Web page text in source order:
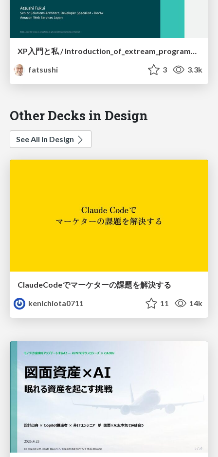
XP入門と私 / Introduction_of_extream_programming_and_I
fatsushi
3 3.3k
Other Decks in Design
See All in Design
ClaudeCodeでマーケターの課題を解決する
kenichiota0711
11 14k